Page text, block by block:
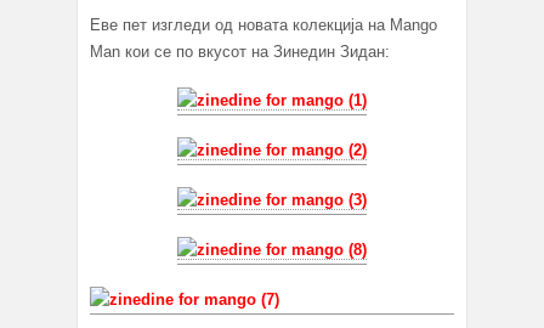
Еве пет изгледи од новата колекција на Mango
Man кои се по вкусот на Зинедин Зидан: